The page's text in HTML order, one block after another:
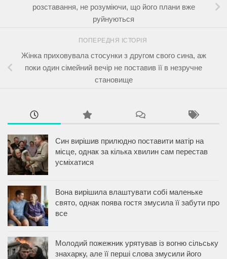
розставання, не розуміючи, що його плани вже
руйнуються
ПОПЕРЕДНЯ ІСТОРІЯ
Жінка приховувала стосунки з другом свого сина, аж
поки один сімейний вечір не поставив її в незручне
становище
Син вирішив прилюдно поставити матір на
місце, однак за кілька хвилин сам перестав
усміхатися
Вона вирішила влаштувати собі маленьке
свято, однак поява гостя змусила її забути про
все
Молодий пожежник урятував із вогню сільську
знахарку, але її перші слова змусили його